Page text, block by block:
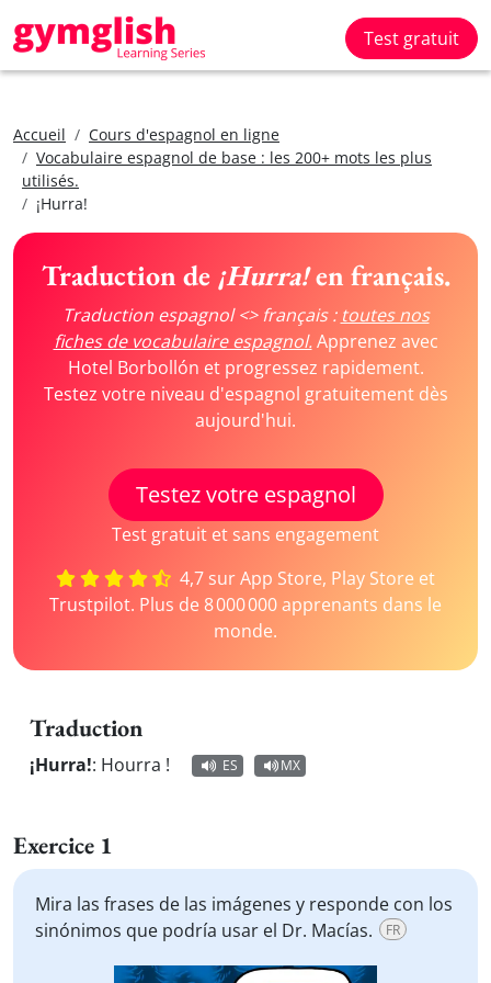
Test gratuit
Accueil
Cours d'espagnol en ligne
Vocabulaire espagnol de base : les 200+ mots les plus
utilisés.
¡Hurra!
Traduction de ¡Hurra!en français.
Traduction espagnol <> français : toutes nos
fiches de vocabulaire espagnol.Apprenez avec
Hotel Borbollón et progressez rapidement.
Testez votre niveau d'espagnol gratuitement dès
aujourd'hui.
Testez votre espagnol
Test gratuit et sans engagement
4,7 sur App Store, Play Store et
Trustpilot. Plus de 8 000 000 apprenants dans le
monde.
Traduction
¡Hurra!: Hourra ! ES MX
Exercice 1
Mira las frases de las imágenes y responde con los
sinónimos que podría usar el Dr. Macías.
FR